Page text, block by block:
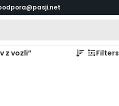
z vozli” Filters